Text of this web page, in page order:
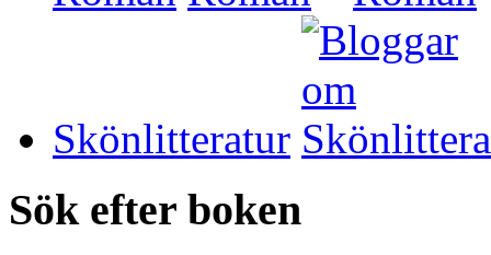
Skönlitteratur
Sök efter boken